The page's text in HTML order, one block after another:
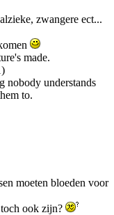
zwangere ect...
made.
nobody understands
to.
moeten bloeden voor
ook zijn?